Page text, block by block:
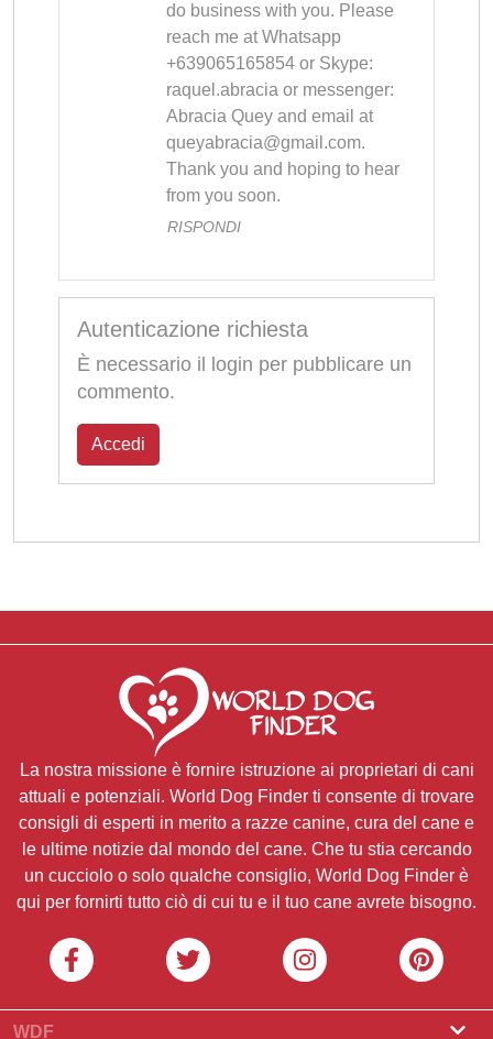
do business with you. Please
reach me at Whatsapp
+639065165854 or Skype:
raquel.abracia or messenger:
queyabracia@gmail.com.
Thank you and hoping to hear
from you soon.
RISPONDI
Autenticazione richiesta
È necessario il login per pubblicare un
commento.
Accedi
La nostra missione è fornire istruzione ai proprietari di cani
attuali e potenziali. World Dog Finder ti consente di trovare
consigli di esperti in merito a razze canine, cura del cane e
le ultime notizie dal mondo del cane. Che tu stia cercando
un cucciolo o solo qualche consiglio, World Dog Finder è
qui per fornirti tutto ciò di cui tu e il tuo cane avrete bisogno.
WDF